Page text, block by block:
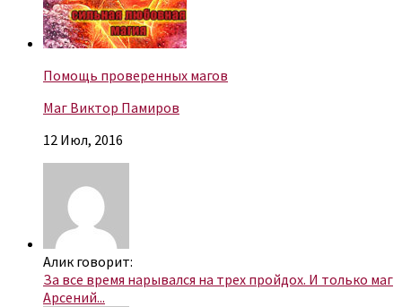
Помощь проверенных магов
Маг Виктор Памиров
12 Июл, 2016
Алик говорит:
За все время нарывался на трех пройдох. И только маг
Арсений...